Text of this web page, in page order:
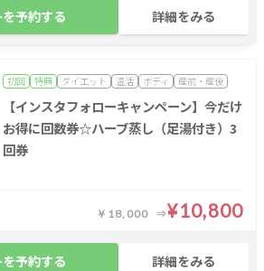
予約する 詳細をみる
初回 特典 ダイエット 温活 ボディ 産前・産後
【インスタフォローキャンペーン】今だけ
お得に回数券☆ハーブ蒸し（足湯付き）3
回券
￥18,000 ¥10,800
予約する 詳細をみる